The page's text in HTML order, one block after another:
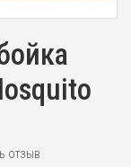
отзыв